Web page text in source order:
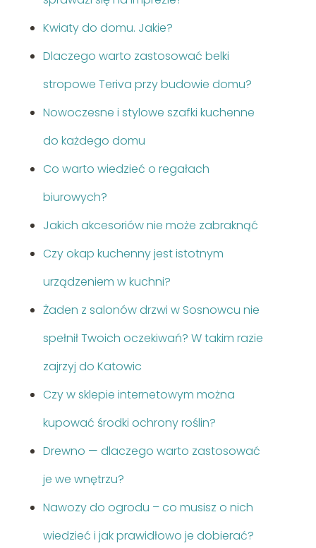
Kwiaty do domu. Jakie?
Dlaczego warto zastosować belki
stropowe Teriva przy budowie domu?
Nowoczesne i stylowe szafki kuchenne
do każdego domu
Co warto wiedzieć o regałach
biurowych?
Jakich akcesoriów nie może zabraknąć
Czy okap kuchenny jest istotnym
urządzeniem w kuchni?
Żaden z salonów drzwi w Sosnowcu nie
spełnił Twoich oczekiwań? W takim razie
zajrzyj do Katowic
Czy w sklepie internetowym można
kupować środki ochrony roślin?
Drewno — dlaczego warto zastosować
je we wnętrzu?
Nawozy do ogrodu – co musisz o nich
wiedzieć i jak prawidłowo je dobierać?